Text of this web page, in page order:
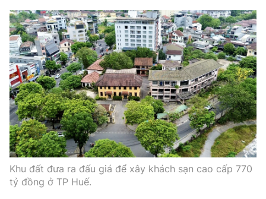
Photo
Infographic
Sách Vận tải Sách Nhà thầu
Cơ quan chủ quản: Bộ Xây dựng
Số 2 Nguyễn Công Hoan, phường Giảng Võ, Hà Nội.
Tổng Biên tập:
Nguyễn Thị Hồng Nga
Khu đất đưa ra đấu giá để xây khách sạn cao cấp 770
tỷ đồng ở TP Huế.